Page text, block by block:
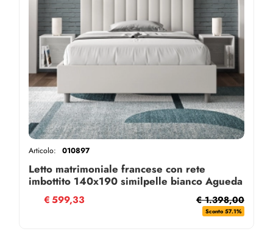
Letto matrimoniale francese con rete
imbottito 140x190 similpelle bianco Agueda
Articolo: 010897
€ 1.398,00
Sconto 57.1%
€599,33